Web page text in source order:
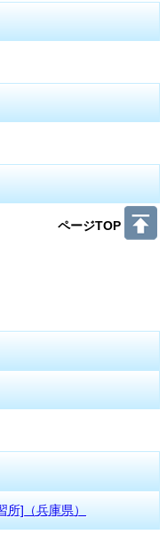
ページTOP
]（兵庫県）